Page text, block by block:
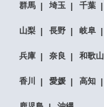
群馬 埼玉 千葉
山梨 長野 岐阜
兵庫 奈良 和歌山
香川 愛媛 高知